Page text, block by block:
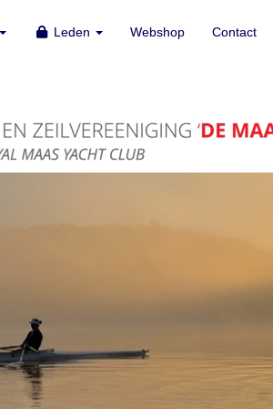
Leden Webshop Contact
Leden Webshop Contact